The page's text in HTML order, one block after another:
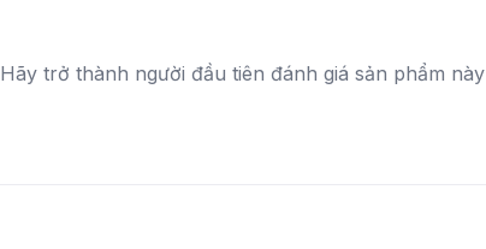
Hãy trở thành người đầu tiên đánh giá sản phẩm này